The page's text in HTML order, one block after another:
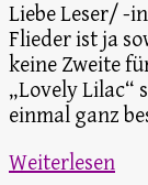
Liebe Leser/ -
Flieder ist ja
keine Zweite
„Lovely Lilac“
einmal ganz
Weiterlesen